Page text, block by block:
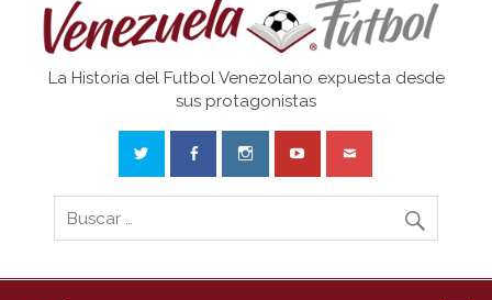
Venezuela
La Historia del Futbol Venezolano expuesta desde
sus protagonistas